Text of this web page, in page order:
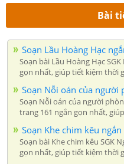
Bài
Soạn Lầu Hoàng Hạc
Soạn bài Lầu Hoàng Hạc
gọn nhất, giúp tiết kiệm thời
Soạn Nỗi oán của người
Soạn Nỗi oán của người
trang 161 ngắn gọn nhất,
Soạn Khe chim kêu
Soạn bài Khe chim kêu SGK
gọn nhất, giúp tiết kiệm thời